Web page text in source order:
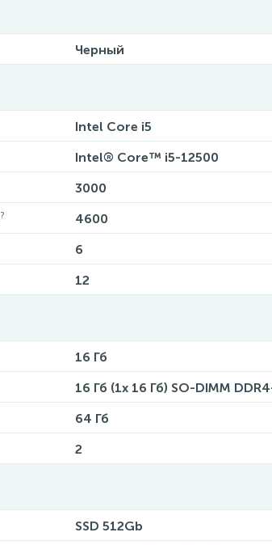
Черный
Intel Core i5
Intel® Core™ i5-12500
3000
?
4600
6
12
16 Гб
16 Гб (1x 16 Гб) SO-DIMM
64 Гб
2
SSD 512Gb